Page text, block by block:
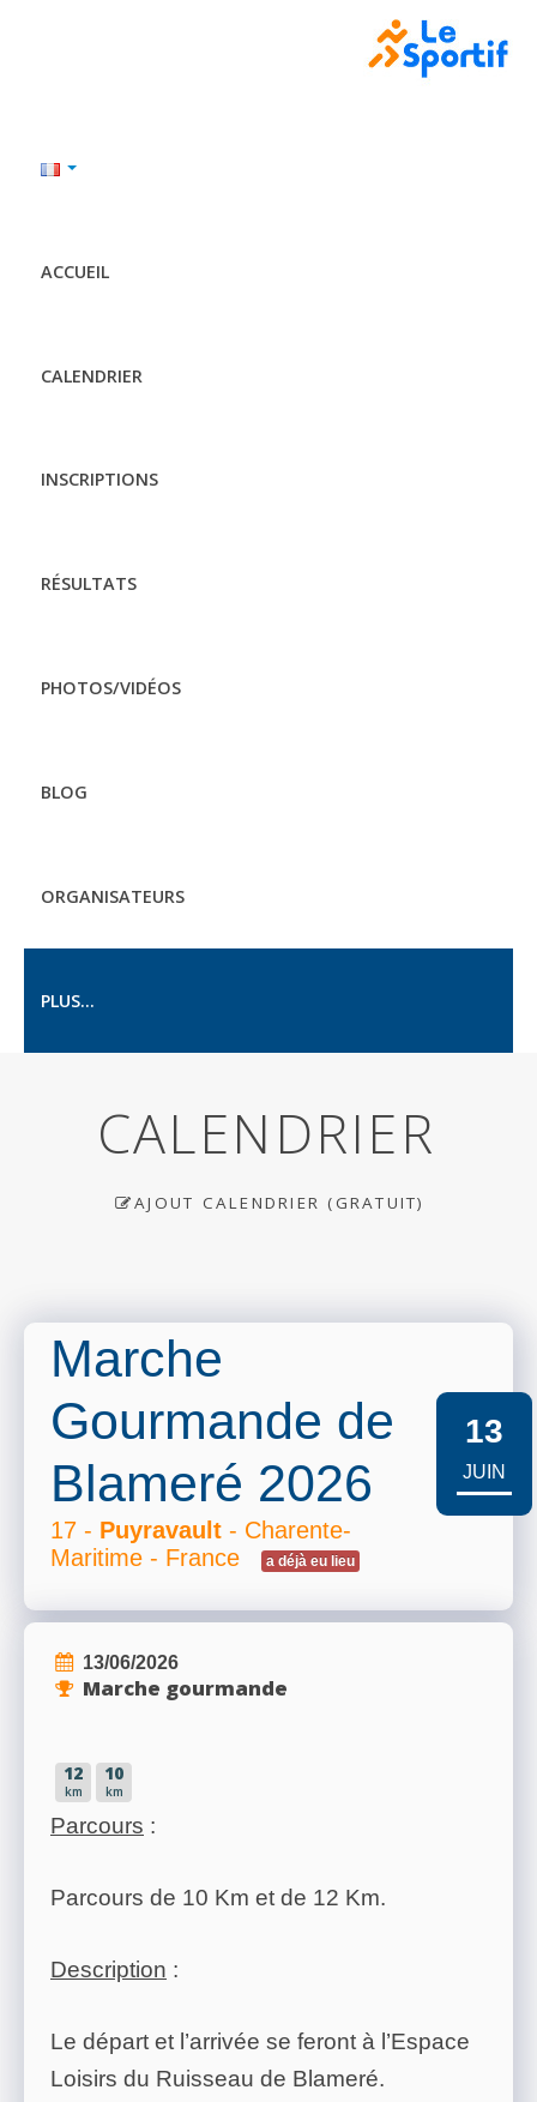
ACCUEIL
CALENDRIER
INSCRIPTIONS
RÉSULTATS
PHOTOS/VIDÉOS
BLOG
ORGANISATEURS
PLUS...
CALENDRIER
AJOUT CALENDRIER (GRATUIT)
Marche
Gourmande de
Blameré 2026
17 - Puyravault - Charente-
Maritime - France
a déjà eu lieu
13
JUIN
13/06/2026
Marche gourmande
12
km
10
km
Parcours :
Parcours de 10 Km et de 12 Km.
Description :
Le départ et l’arrivée se feront à l’Espace
Loisirs du Ruisseau de Blameré.